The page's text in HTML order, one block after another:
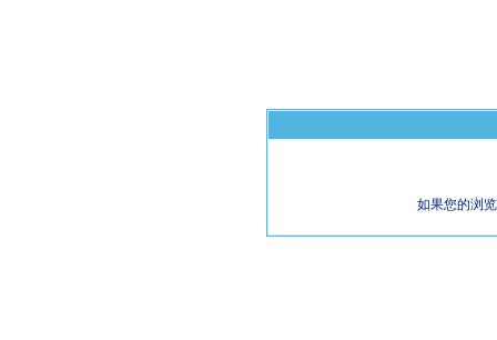
如果您的浏